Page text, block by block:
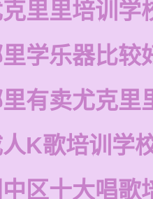
里里培训学
学乐器比较
有卖尤克里
K歌培训学
中区十大唱歌